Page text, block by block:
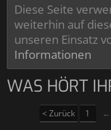
Diese Seite
weiterhin auf
unseren Einsatz
Informationen
WAS HÖRT
< Zurück 1 ←